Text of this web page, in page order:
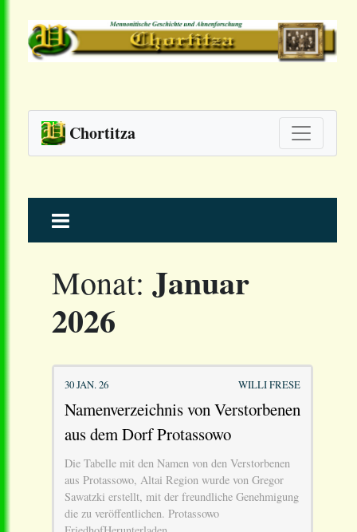
Chortitza
to
Monat: Januar
2026
30 JAN. 26 WILLI FRESE
Namenverzeichnis von Verstorbenen
aus dem Dorf Protassowo
Die Tabelle mit den Namen von den Verstorbenen
aus Protassowo, Altai Region wurde von Gregor
Sawatzki erstellt, mit der freundliche Genehmigung
die zu veröffentlichen. Protassowo